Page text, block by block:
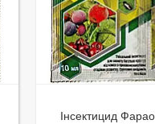
Інсектицид